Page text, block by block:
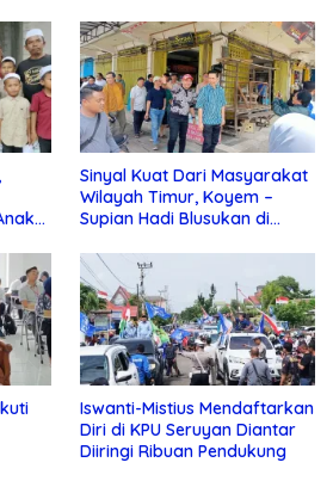
Sinyal Kuat Dari Masyarakat
Wilayah Timur, Koyem –
Supian Hadi Blusukan di
Iswanti-Mistius Mendaftarkan
Diri di KPU Seruyan Diantar
Diiringi Ribuan Pendukung